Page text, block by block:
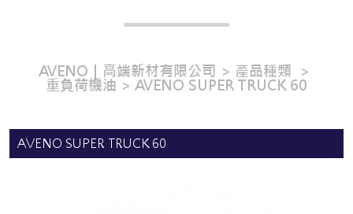
AVENO｜高端新材有限公司 產品種類
重負荷機油 AVENO SUPER TRUCK 60
AVENO SUPER TRUCK 60